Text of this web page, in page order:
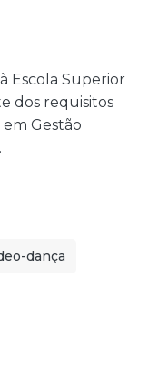
Escola Superior
dos requisitos
Gestão
dança